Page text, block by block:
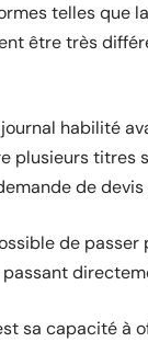
telles que
être très
habilité
plusieurs titres
de
de passer
passant
sa capacité à